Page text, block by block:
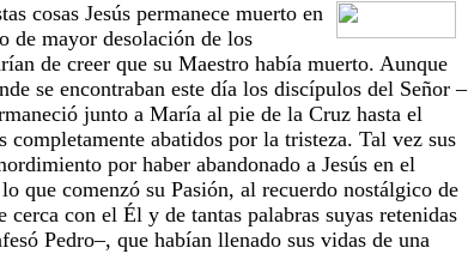
Jesús permanece muerto en
de mayor desolación de los
de creer que su Maestro había muerto. Aunque
se encontraban este día los discípulos del Señor –
junto a María al pie de la Cruz hasta el
abatidos por la tristeza. Tal vez sus
por haber abandonado a Jesús en el
que comenzó su Pasión, al recuerdo nostálgico de
con el Él y de tantas palabras suyas retenidas
Pedro–, que habían llenado sus vidas de una